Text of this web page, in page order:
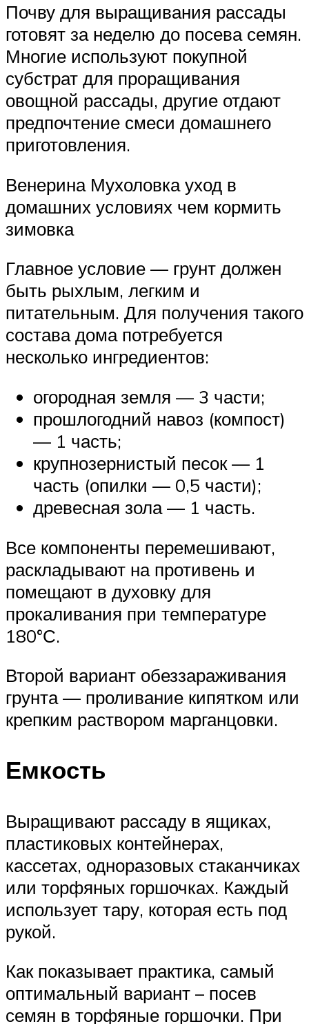
Почву для выращивания рассады
готовят за неделю до посева семян.
Многие используют покупной
субстрат для проращивания
овощной рассады, другие отдают
предпочтение смеси домашнего
приготовления.
Венерина Мухоловка уход в
домашних условиях чем кормить
зимовка
Главное условие — грунт должен
быть рыхлым, легким и
питательным. Для получения такого
состава дома потребуется
несколько ингредиентов:
огородная земля — 3 части;
прошлогодний навоз (компост)
— 1 часть;
крупнозернистый песок — 1
часть (опилки — 0,5 части);
древесная зола — 1 часть.
Все компоненты перемешивают,
раскладывают на противень и
помещают в духовку для
прокаливания при температуре
180°С.
Второй вариант обеззараживания
грунта — проливание кипятком или
крепким раствором марганцовки.
Емкость
Выращивают рассаду в ящиках,
пластиковых контейнерах,
кассетах, одноразовых стаканчиках
или торфяных горшочках. Каждый
использует тару, которая есть под
рукой.
Как показывает практика, самый
оптимальный вариант – посев
семян в торфяные горшочки. При